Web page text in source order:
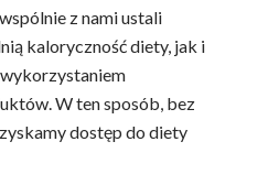
z nami ustali
kaloryczność diety, jak i
W ten sposób, bez
dostęp do diety